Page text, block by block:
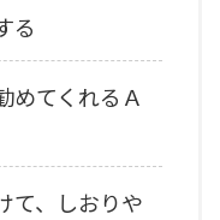
る
めてくれるＡ
て、しおりや